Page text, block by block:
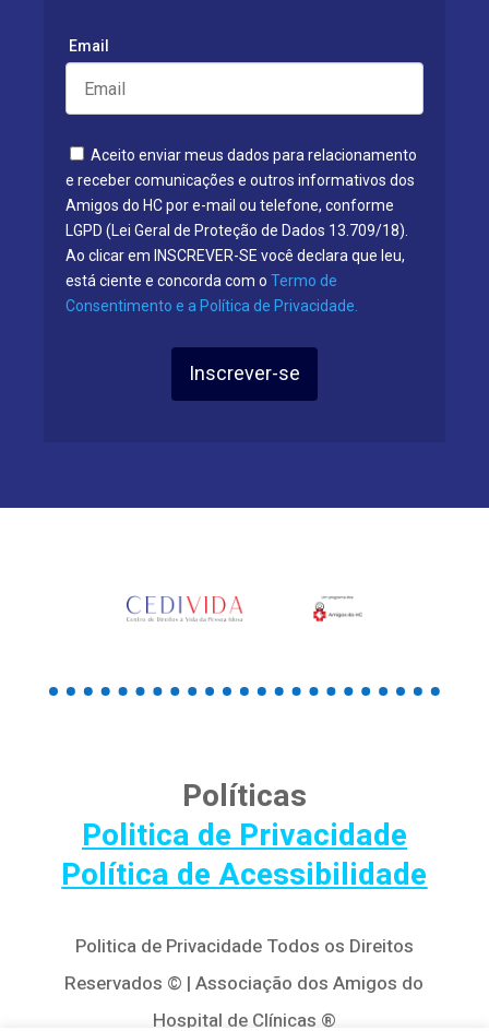
Email
Aceito enviar meus dados para relacionamento
e receber comunicações e outros informativos dos
Amigos do HC por e-mail ou telefone, conforme
LGPD (Lei Geral de Proteção de Dados 13.709/18).
Ao clicar em INSCREVER-SE você declara que leu,
está ciente e concorda com o Termo de
Consentimento e a Política de Privacidade.
Inscrever-se
Políticas
Politica de Privacidade
Política de Acessibilidade
Politica de Privacidade Todos os Direitos
Reservados © | Associação dos Amigos do
Hospital de Clínicas ®